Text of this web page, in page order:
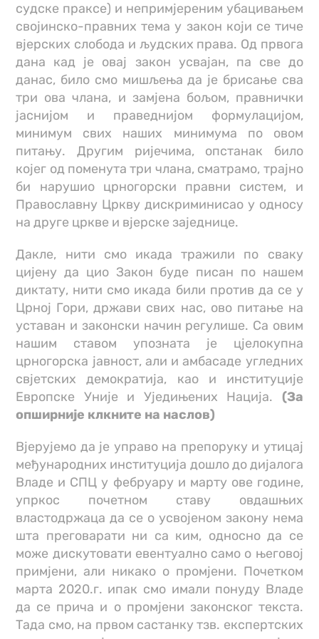
судске праксе) и непримјереним убацивањем
својинско-правних тема у закон који се тиче
вјерских слобода и људских права. Од првога
дана кад је овај закон усвајан, па све до
данас, било смо мишљења да је брисање сва
три ова члана, и замјена бољом, правнички
јаснијом и праведнијом формулацијом,
минимум свих наших минимума по овом
питању. Другим ријечима, опстанак било
којег од поменута три члана, сматрамо, трајно
би нарушио црногорски правни систем, и
Православну Цркву дискриминисао у односу
на друге цркве и вјерске заједнице.
Дакле, нити смо икада тражили по сваку
цијену да цио Закон буде писан по нашем
диктату, нити смо икада били против да се у
Црној Гори, држави свих нас, ово питање на
уставан и законски начин регулише. Са овим
нашим ставом упозната је цјелокупна
црногорска јавност, али и амбасаде угледних
свјетских демократија, као и институције
Европске Уније и Уједињених Нација. (За
опширније клкните на наслов)
Вјерујемо да је управо на препоруку и утицај
међународних институција дошло до дијалога
Владе и СПЦ у фебруару и марту ове године,
упркос почетном ставу овдашњих
властодржаца да се о усвојеном закону нема
шта преговарати ни са ким, односно да се
може дискутовати евентуално само о његовој
примјени, али никако о промјени. Почетком
марта 2020.г. ипак смо имали понуду Владе
да се прича и о промјени законског текста.
Тада смо, на првом састанку тзв. експертских